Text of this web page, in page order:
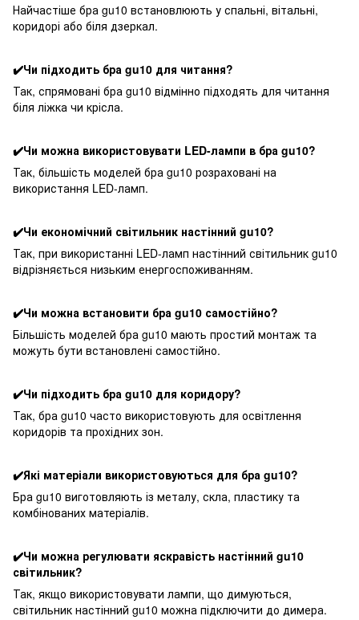
Найчастіше бра gu10 встановлюють у спальні, вітальні,
коридорі або біля дзеркал.
✔️Чи підходить бра gu10 для читання?
Так, спрямовані бра gu10 відмінно підходять для читання
біля ліжка чи крісла.
✔️Чи можна використовувати LED-лампи в бра gu10?
Так, більшість моделей бра gu10 розраховані на
використання LED-ламп.
✔️Чи економічний світильник настінний gu10?
Так, при використанні LED-ламп настінний світильник gu10
відрізняється низьким енергоспоживанням.
✔️Чи можна встановити бра gu10 самостійно?
Більшість моделей бра gu10 мають простий монтаж та
можуть бути встановлені самостійно.
✔️Чи підходить бра gu10 для коридору?
Так, бра gu10 часто використовують для освітлення
коридорів та прохідних зон.
✔️Які матеріали використовуються для бра gu10?
Бра gu10 виготовляють із металу, скла, пластику та
комбінованих матеріалів.
✔️Чи можна регулювати яскравість настінний gu10
світильник?
Так, якщо використовувати лампи, що димуються,
світильник настінний gu10 можна підключити до димера.